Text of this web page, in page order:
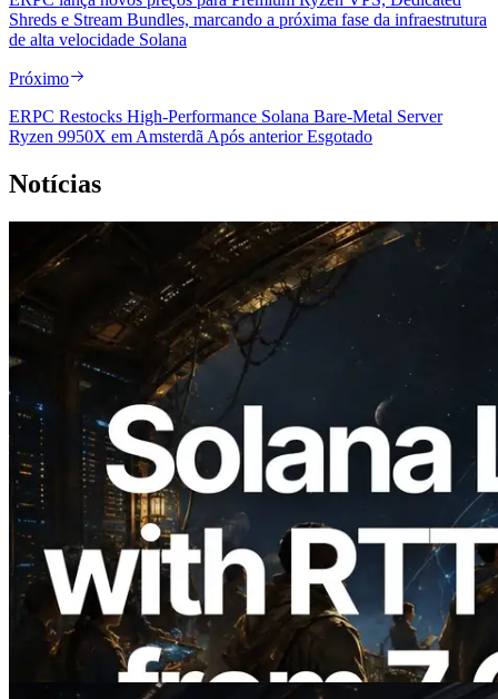
Shreds e Stream Bundles, marcando a próxima fase da infraestrutura
de alta velocidade Solana
Próximo
ERPC Restocks High-Performance Solana Bare-Metal Server
Ryzen 9950X em Amsterdã Após anterior Esgotado
Notícias
2026.08.05
ERPC expande a Solana Leader Slot API
com medição de ping a partir de 7 regiões
globais — Validators Information API
também lançada